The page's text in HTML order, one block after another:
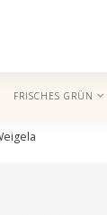
FRISCHES GRÜN